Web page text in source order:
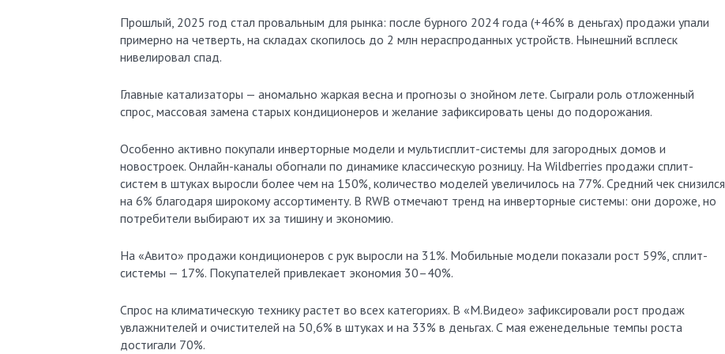
Прошлый, 2025 год стал провальным для рынка: после бурного 2024 года (+46% в деньгах) продажи упали
примерно на четверть, на складах скопилось до 2 млн нераспроданных устройств. Нынешний всплеск
нивелировал спад.
Главные катализаторы — аномально жаркая весна и прогнозы о знойном лете. Сыграли роль отложенный
спрос, массовая замена старых кондиционеров и желание зафиксировать цены до подорожания.
Особенно активно покупали инверторные модели и мультисплит-системы для загородных домов и
новостроек. Онлайн-каналы обогнали по динамике классическую розницу. На Wildberries продажи сплит-
систем в штуках выросли более чем на 150%, количество моделей увеличилось на 77%. Средний чек снизился
на 6% благодаря широкому ассортименту. В RWB отмечают тренд на инверторные системы: они дороже, но
потребители выбирают их за тишину и экономию.
На «Авито» продажи кондиционеров с рук выросли на 31%. Мобильные модели показали рост 59%, сплит-
системы — 17%. Покупателей привлекает экономия 30–40%.
Спрос на климатическую технику растет во всех категориях. В «М.Видео» зафиксировали рост продаж
увлажнителей и очистителей на 50,6% в штуках и на 33% в деньгах. С мая еженедельные темпы роста
достигали 70%.